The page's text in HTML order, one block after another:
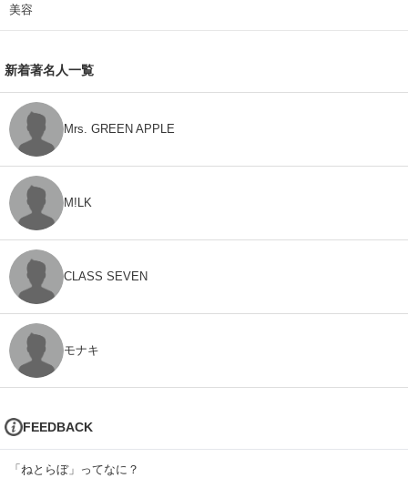
美容
新着著名人一覧
Mrs. GREEN APPLE
M!LK
CLASS SEVEN
モナキ
FEEDBACK
「ねとらぼ」ってなに？